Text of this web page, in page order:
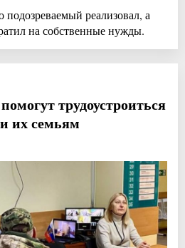
реализовал, а
на собственные нужды.
трудоустроиться
их семьям